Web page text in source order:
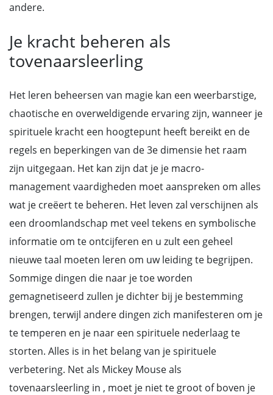
andere.
Je kracht beheren als
tovenaarsleerling
Het leren beheersen van magie kan een weerbarstige,
chaotische en overweldigende ervaring zijn, wanneer je
spirituele kracht een hoogtepunt heeft bereikt en de
regels en beperkingen van de 3e dimensie het raam
zijn uitgegaan. Het kan zijn dat je je macro-
management vaardigheden moet aanspreken om alles
wat je creëert te beheren. Het leven zal verschijnen als
een droomlandschap met veel tekens en symbolische
informatie om te ontcijferen en u zult een geheel
nieuwe taal moeten leren om uw leiding te begrijpen.
Sommige dingen die naar je toe worden
gemagnetiseerd zullen je dichter bij je bestemming
brengen, terwijl andere dingen zich manifesteren om je
te temperen en je naar een spirituele nederlaag te
storten. Alles is in het belang van je spirituele
verbetering. Net als Mickey Mouse als
tovenaarsleerling in , moet je niet te groot of boven je